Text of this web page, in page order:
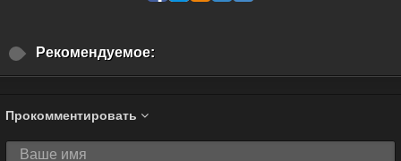
Рекомендуемое:
Прокомментировать